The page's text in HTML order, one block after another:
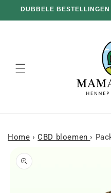
doorgaan
naar
DUBBELE
Home › CBD bloemen ›
naar